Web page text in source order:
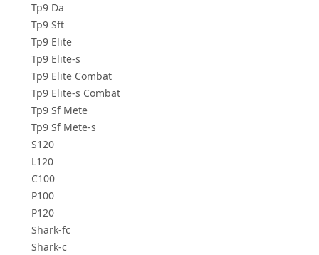
Tp9 Da
Tp9 Sft
Tp9 Elıte
Tp9 Elıte-s
Tp9 Elıte Combat
Tp9 Elıte-s Combat
Tp9 Sf Mete
Tp9 Sf Mete-s
S120
L120
C100
P100
P120
Shark-fc
Shark-c